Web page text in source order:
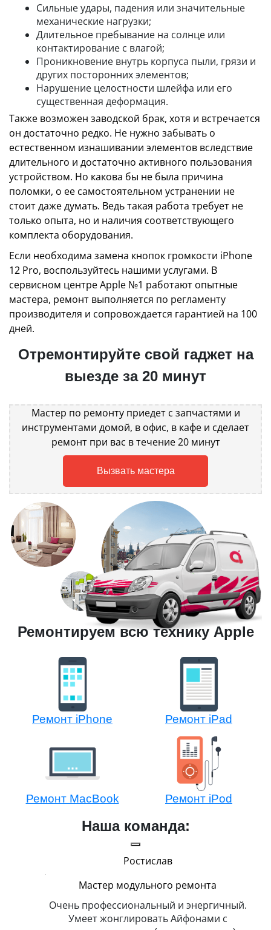
Сильные удары, падения или значительные
механические нагрузки;
Длительное пребывание на солнце или
контактирование с влагой;
Проникновение внутрь корпуса пыли, грязи и
других посторонних элементов;
Нарушение целостности шлейфа или его
существенная деформация.
Также возможен заводской брак, хотя и встречается
он достаточно редко. Не нужно забывать о
естественном изнашивании элементов вследствие
длительного и достаточно активного пользования
устройством. Но какова бы не была причина
поломки, о ее самостоятельном устранении не
стоит даже думать. Ведь такая работа требует не
только опыта, но и наличия соответствующего
комплекта оборудования.
Если необходима замена кнопок громкости iPhone
12 Pro, воспользуйтесь нашими услугами. В
сервисном центре Apple №1 работают опытные
мастера, ремонт выполняется по регламенту
производителя и сопровождается гарантией на 100
дней.
Отремонтируйте свой гаджет на
выезде за 20 минут
Мастер по ремонту приедет с запчастями и
инструментами домой, в офис, в кафе и сделает
ремонт при вас в течение 20 минут
Вызвать мастера
Ремонтируем всю технику Apple
Ремонт iPhone Ремонт iPad
Ремонт MacBook Ремонт iPod
Наша команда:
Ростислав
Мастер модульного ремонта
Очень профессиональный и энергичный.
Умеет жонглировать Айфонами с